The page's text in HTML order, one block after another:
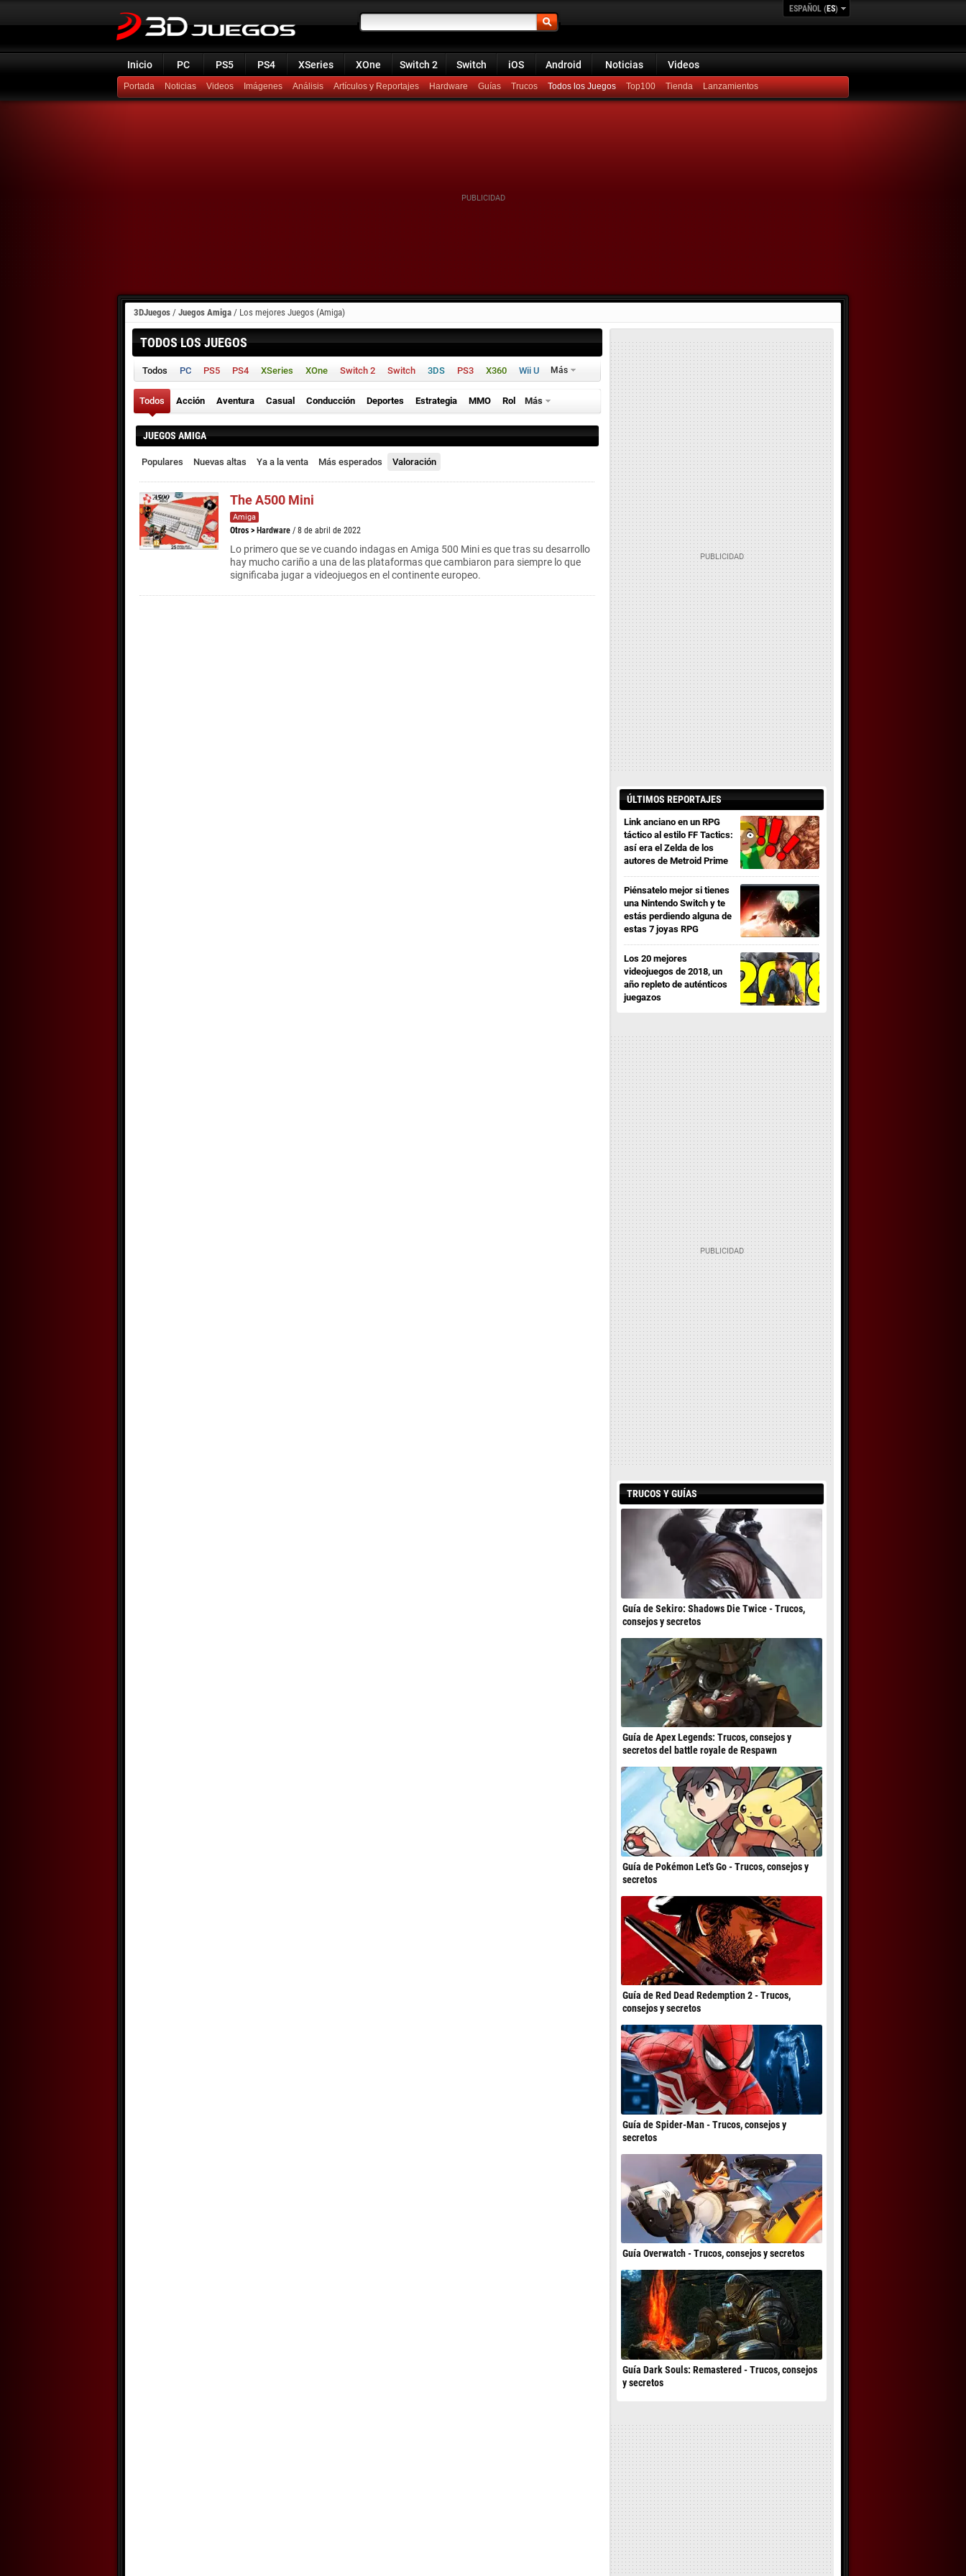
ESPAÑOL (ES)
Inicio PC PS5 PS4 XSeries XOne Switch 2 Switch iOS Android Noticias Videos
Portada Noticias Videos Imágenes Análisis Artículos y Reportajes Hardware Guías Trucos Todos los Juegos Top100 Lanzamientos
3DJuegos / Juegos Amiga / Los mejores Juegos (Amiga)
TODOS LOS JUEGOS
Todos PC PS5 PS4 XSeries XOne Switch 2 Switch 3DS PS3 X360 Wii U Más
Todos Acción Aventura Casual Conducción Deportes Estrategia MMO Rol Más
JUEGOS AMIGA
Populares Nuevas altas Ya a la venta Más esperados Valoración
The A500 Mini
Amiga
Otros > Hardware / 8 de abril de 2022
Lo primero que se ve cuando indagas en Amiga 500 Mini es que tras su desarrollo
hay mucho cariño a una de las plataformas que cambiaron para siempre lo que
significaba jugar a videojuegos en el continente europeo.
ÚLTIMOS REPORTAJES
Link anciano en un RPG
táctico al estilo FF Tactics:
así era el Zelda de los
autores de Metroid Prime
Piénsatelo mejor si tienes
una Nintendo Switch y te
estás perdiendo alguna de
estas 7 joyas RPG
Los 20 mejores
videojuegos de 2018, un
año repleto de auténticos
juegazos
TRUCOS Y GUÍAS
Guía de Sekiro: Shadows Die Twice - Trucos,
consejos y secretos
Guía de Apex Legends: Trucos, consejos y
secretos del battle royale de Respawn
Guía de Pokémon Let's Go - Trucos, consejos y
secretos
Guía de Red Dead Redemption 2 - Trucos,
consejos y secretos
Guía de Spider-Man - Trucos, consejos y
secretos
Guía Overwatch - Trucos, consejos y secretos
Guía Dark Souls: Remastered - Trucos, consejos
y secretos